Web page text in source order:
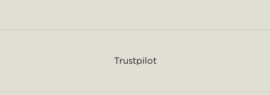
Trustpilot